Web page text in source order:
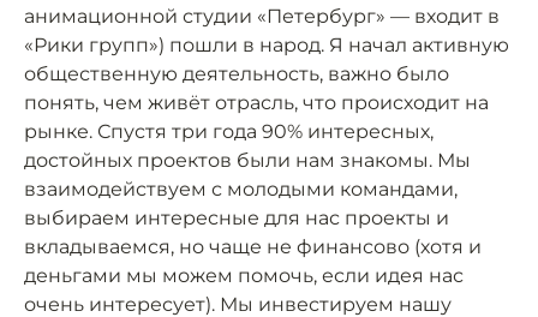
анимационной студии «Петербург» — входит в
«Рики групп») пошли в народ. Я начал активную
общественную деятельность, важно было
понять, чем живёт отрасль, что происходит на
рынке. Спустя три года 90% интересных,
достойных проектов были нам знакомы. Мы
взаимодействуем с молодыми командами,
выбираем интересные для нас проекты и
вкладываемся, но чаще не финансово (хотя и
деньгами мы можем помочь, если идея нас
очень интересует). Мы инвестируем нашу